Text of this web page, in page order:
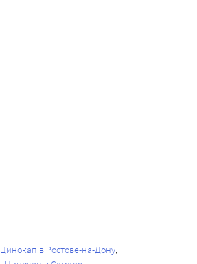
Цинокап в Ростове-на-Дону